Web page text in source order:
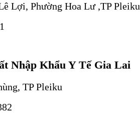
Lợi, Phường Hoa Lư ,TP Pleiku
Nhập Khẩu Y Tế Gia Lai
TP Pleiku